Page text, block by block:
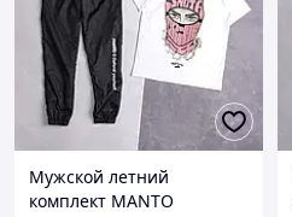
Мужской летний
комплект MANTO